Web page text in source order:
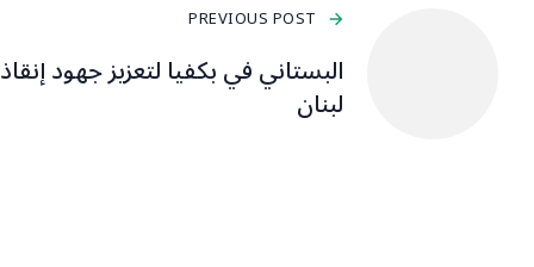
PREVIOUS POST
البستاني في بكفيا لتعزيز جهود إنقاذ
لبنان